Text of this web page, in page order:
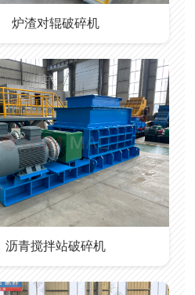
炉渣对辊破碎机
沥青搅拌站破碎机